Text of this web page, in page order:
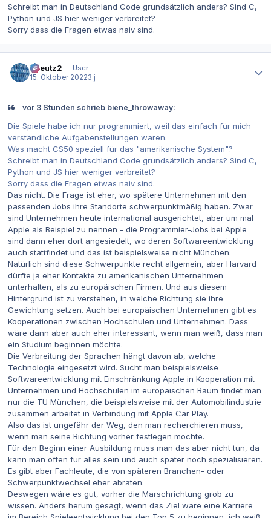
Schreibt man in Deutschland Code grundsätzlich anders? Sind C,
Python und JS hier weniger verbreitet?
Sorry dass die Fragen etwas naiv sind.
tkreutz2
User
15. Oktober 20223 j
vor 3 Stunden schrieb biene_throwaway:
Die Spiele habe ich nur programmiert, weil das einfach für mich
verständliche Aufgabenstellungen waren.
Was macht CS50 speziell für das "amerikanische System"?
Schreibt man in Deutschland Code grundsätzlich anders? Sind C,
Python und JS hier weniger verbreitet?
Sorry dass die Fragen etwas naiv sind.
Das nicht. Die Frage ist eher, wo spätere Unternehmen mit den
passenden Jobs ihre Standorte schwerpunktmäßig haben. Zwar
sind Unternehmen heute international ausgerichtet, aber um mal
Apple als Beispiel zu nennen - die Programmier-Jobs bei Apple
sind dann eher dort angesiedelt, wo deren Softwareentwicklung
auch stattfindet und das ist beispielsweise nicht München.
Natürlich sind diese Schwerpunkte recht allgemein, aber Harvard
dürfte ja eher Kontakte zu amerikanischen Unternehmen
unterhalten, als zu europäischen Firmen. Und aus diesem
Hintergrund ist zu verstehen, in welche Richtung sie ihre
Gewichtung setzen. Auch bei europäischen Unternehmen gibt es
Kooperationen zwischen Hochschulen und Unternehmen. Dass
wäre dann aber auch eher interessant, wenn man weiß, dass man
ein Studium beginnen möchte.
Die Verbreitung der Sprachen hängt davon ab, welche
Technologie eingesetzt wird. Sucht man beispielsweise
Softwareentwicklung mit Einschränkung Apple in Kooperation mit
Unternehmen und Hochschulen im europäischen Raum findet man
nur die TU München, die beispielsweise mit der Automobilindustrie
zusammen arbeitet in Verbindung mit Apple Car Play.
Also das ist ungefähr der Weg, den man recherchieren muss,
wenn man seine Richtung vorher festlegen möchte.
Für den Beginn einer Ausbildung muss man das aber nicht tun, da
kann man offen für alles sein und auch später noch spezialisieren.
Es gibt aber Fachleute, die von späteren Branchen- oder
Schwerpunktwechsel eher abraten.
Deswegen wäre es gut, vorher die Marschrichtung grob zu
wissen. Anders herum gesagt, wenn das Ziel wäre eine Karriere